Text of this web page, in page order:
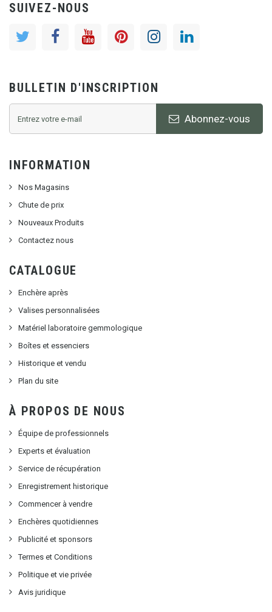
SUIVEZ-NOUS
BULLETIN D'INSCRIPTION
Abonnez-vous
INFORMATION
Nos Magasins
Chute de prix
Nouveaux Produits
Contactez nous
CATALOGUE
Enchère après
Valises personnalisées
Matériel laboratoire gemmologique
Boîtes et essenciers
Historique et vendu
Plan du site
À PROPOS DE NOUS
Équipe de professionnels
Experts et évaluation
Service de récupération
Enregistrement historique
Commencer à vendre
Enchères quotidiennes
Publicité et sponsors
Termes et Conditions
Politique et vie privée
Avis juridique